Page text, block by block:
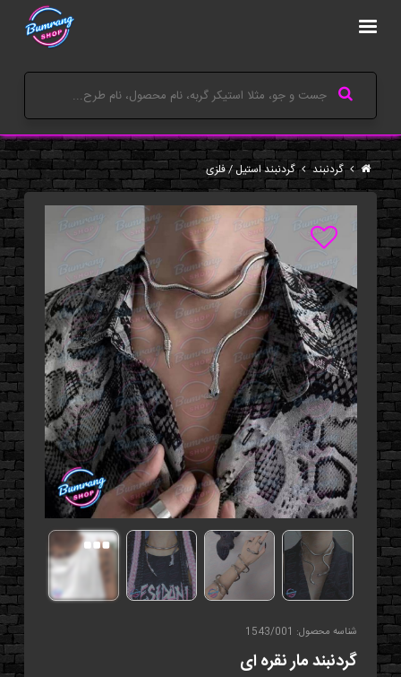
گردنبند گردنبند استیل / فلزی
شناسه محصول: 1543/001
گردنبند مار نقره ای